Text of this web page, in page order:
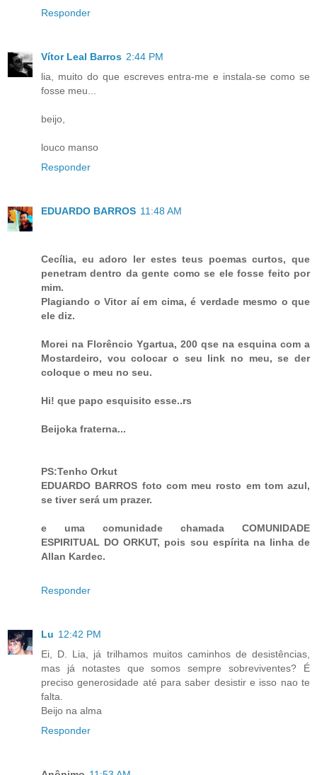
Responder
Vítor Leal Barros 2:44 PM
lia, muito do que escreves entra-me e instala-se como se
fosse meu...
beijo,
louco manso
Responder
EDUARDO BARROS 11:48 AM
Cecília, eu adoro ler estes teus poemas curtos, que
penetram dentro da gente como se ele fosse feito por
mim.
Plagiando o Vitor aí em cima, é verdade mesmo o que
ele diz.
Morei na Florêncio Ygartua, 200 qse na esquina com a
Mostardeiro, vou colocar o seu link no meu, se der
coloque o meu no seu.
Hi! que papo esquisito esse..rs
Beijoka fraterna...
PS:Tenho Orkut
EDUARDO BARROS foto com meu rosto em tom azul,
se tiver será um prazer.
e uma comunidade chamada COMUNIDADE
ESPIRITUAL DO ORKUT, pois sou espírita na linha de
Allan Kardec.
Responder
Lu 12:42 PM
Ei, D. Lia, já trilhamos muitos caminhos de desistências,
mas já notastes que somos sempre sobreviventes? É
preciso generosidade até para saber desistir e isso nao te
falta.
Beijo na alma
Responder